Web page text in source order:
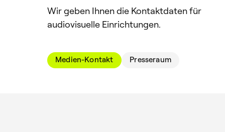
Spanien
Südamerika
Tschechische Republik
Wir geben Ihnen die Kontaktdaten für
audiovisuelle Einrichtungen.
Medien-Kontakt Presseraum